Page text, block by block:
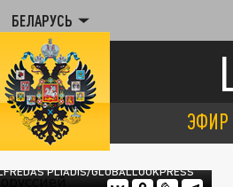
БЕЛАРУСЬ
ЭФИР
PLIADIS/GLOBALLOOKPRESS